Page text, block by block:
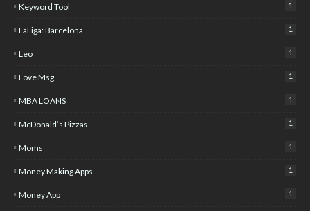
Keyword Tool 1
LaLiga: Barcelona 1
Leo 1
Love Msg 1
MBA LOANS 1
McDonald’s Pizzas 1
Moms 1
Money Making Apps 1
Money App 1